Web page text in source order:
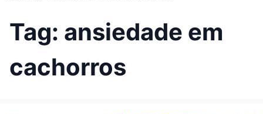
Tag: ansiedade em
cachorros